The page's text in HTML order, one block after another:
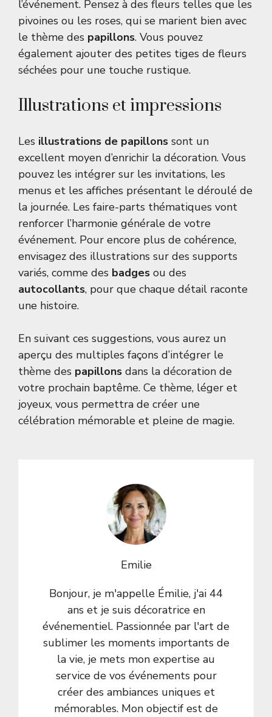
l’événement. Pensez à des fleurs telles que les
pivoines ou les roses, qui se marient bien avec
le thème des papillons. Vous pouvez
également ajouter des petites tiges de fleurs
séchées pour une touche rustique.
Illustrations et impressions
Les illustrations de papillons sont un
excellent moyen d’enrichir la décoration. Vous
pouvez les intégrer sur les invitations, les
menus et les affiches présentant le déroulé de
la journée. Les faire-parts thématiques vont
renforcer l’harmonie générale de votre
événement. Pour encore plus de cohérence,
envisagez des illustrations sur des supports
variés, comme des badges ou des
autocollants, pour que chaque détail raconte
une histoire.
En suivant ces suggestions, vous aurez un
aperçu des multiples façons d’intégrer le
thème des papillons dans la décoration de
votre prochain baptême. Ce thème, léger et
joyeux, vous permettra de créer une
célébration mémorable et pleine de magie.
Emilie
Bonjour, je m'appelle Émilie, j'ai 44
ans et je suis décoratrice en
événementiel. Passionnée par l'art de
sublimer les moments importants de
la vie, je mets mon expertise au
service de vos événements pour
créer des ambiances uniques et
mémorables. Mon objectif est de